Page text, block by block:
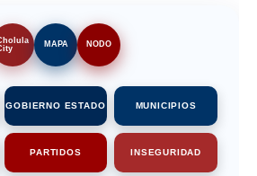
MAPA NODO
GOBIERNO ESTADO MUNICIPIOS
PARTIDOS INSEGURIDAD